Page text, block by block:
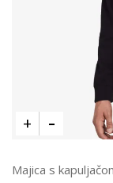
Majica s